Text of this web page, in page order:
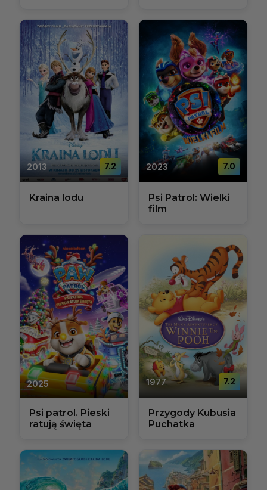
2013 7.2
Kraina lodu
2023 7.0
Psi Patrol: Wielki
film
2025
Psi patrol. Pieski
ratują święta
1977 7.2
Przygody Kubusia
Puchatka